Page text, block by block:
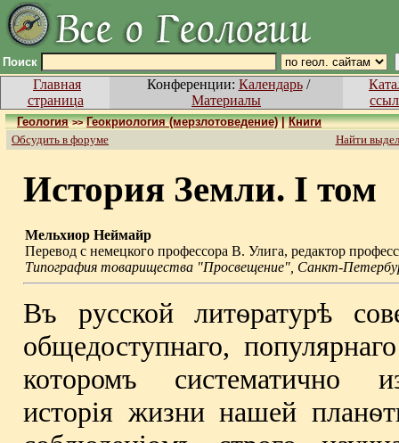
Поиск
Главная
страница
Конференции: Календарь/
Материалы
Геология >> Геокриология (мерзлотоведение)|Книги
Обсудить в форуме
Найти
История Земли. I том
Мельхиор Неймайр
Перевод с немецкого профессора В. Улига, редактор
Типография товарищества "Просвещение", Санкт-
Въ русской литѳратурѣ
общедоступнаго,
которомъ систематично
исторiя жизни нашей